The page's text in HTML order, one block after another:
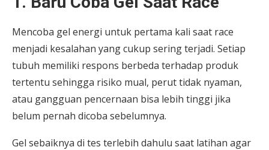
Mencoba gel energi untuk pertama kali saat race
menjadi kesalahan yang cukup sering terjadi. Setiap
tubuh memiliki respons berbeda terhadap produk
tertentu sehingga risiko mual, perut tidak nyaman,
atau gangguan pencernaan bisa lebih tinggi jika
belum pernah dicoba sebelumnya.
Gel sebaiknya di tes terlebih dahulu saat latihan agar